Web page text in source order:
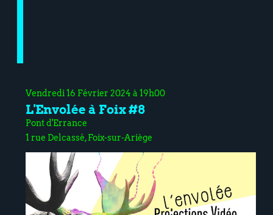
Vendredi 16 Février 2024 à 19h00
L'Envolée à Foix #8
Pont d'Errance
1 rue Delcassé, Foix-sur-Ariège